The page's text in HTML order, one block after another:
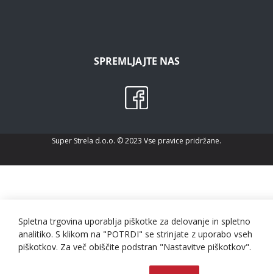
SPREMLJAJTE NAS
Super Strela d.o.o. © 2023 Vse pravice pridržane.
Spletna trgovina uporablja piškotke za delovanje in spletno
analitiko. S klikom na "POTRDI" se strinjate z uporabo vseh
piškotkov. Za več obiščite podstran "Nastavitve piškotkov".